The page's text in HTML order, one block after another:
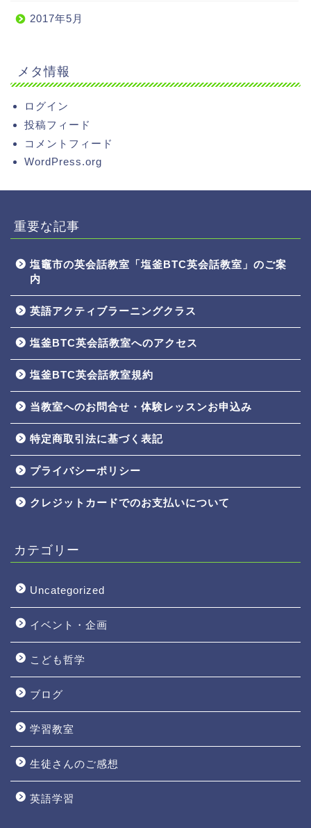
2017年5月
メタ情報
ログイン
投稿フィード
コメントフィード
WordPress.org
重要な記事
塩竈市の英会話教室「塩釜BTC英会話教室」のご案
内
英語アクティブラーニングクラス
塩釜BTC英会話教室へのアクセス
塩釜BTC英会話教室規約
当教室へのお問合せ・体験レッスンお申込み
特定商取引法に基づく表記
プライバシーポリシー
クレジットカードでのお支払いについて
カテゴリー
Uncategorized
イベント・企画
こども哲学
ブログ
学習教室
生徒さんのご感想
英語学習